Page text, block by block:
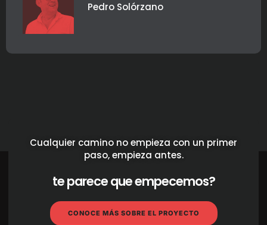
Pedro Solórzano
Cualquier camino no empieza con un primer
paso, empieza antes.
te parece que empecemos?
CONOCE MÁS SOBRE EL PROYECTO